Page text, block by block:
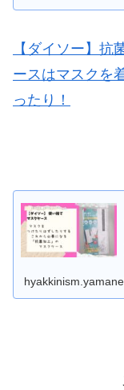
【ダイソー】抗
ースはマスクを
ったり！